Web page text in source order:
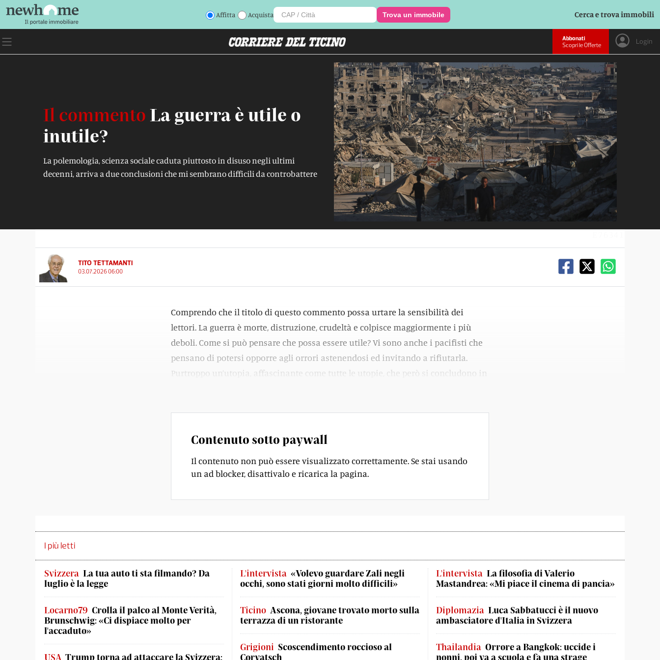
Affitta Acquista Trova un immobile Cerca e trova immobili
Abbonati
Scopri le Offerte
Login
Il commento La guerra è utile o
inutile?
La polemologia, scienza sociale caduta piuttosto in disuso negli ultimi
decenni, arriva a due conclusioni che mi sembrano difficili da controbattere
TITO TETTAMANTI
03.07.2026 06:00
Comprendo che il titolo di questo commento possa urtare la sensibilità dei
lettori. La guerra è morte, distruzione, crudeltà e colpisce maggiormente i più
deboli. Come si può pensare che possa essere utile? Vi sono anche i pacifisti che
pensano di potersi opporre agli orrori astenendosi ed invitando a rifiutarla.
Purtroppo un’utopia, affascinante come tutte le utopie, che però si concludono in
Contenuto sotto paywall
Il contenuto non può essere visualizzato correttamente. Se stai usando
un ad blocker, disattivalo e ricarica la pagina.
I più letti
Svizzera La tua auto ti sta filmando? Da
luglio è la legge
Locarno79 Crolla il palco al Monte Verità,
Brunschwig: «Ci dispiace molto per
l'accaduto»
USA Trump torna ad attaccare la Svizzera:
L'intervista «Volevo guardare Zali negli
occhi, sono stati giorni molto difficili»
Ticino Ascona, giovane trovato morto sulla
terrazza di un ristorante
Grigioni Scoscendimento roccioso al
Corvatsch
L'intervista La filosofia di Valerio
Mastandrea: «Mi piace il cinema di pancia»
Diplomazia Luca Sabbatucci è il nuovo
ambasciatore d'Italia in Svizzera
Thailandia Orrore a Bangkok: uccide i
nonni, poi va a scuola e fa una strage